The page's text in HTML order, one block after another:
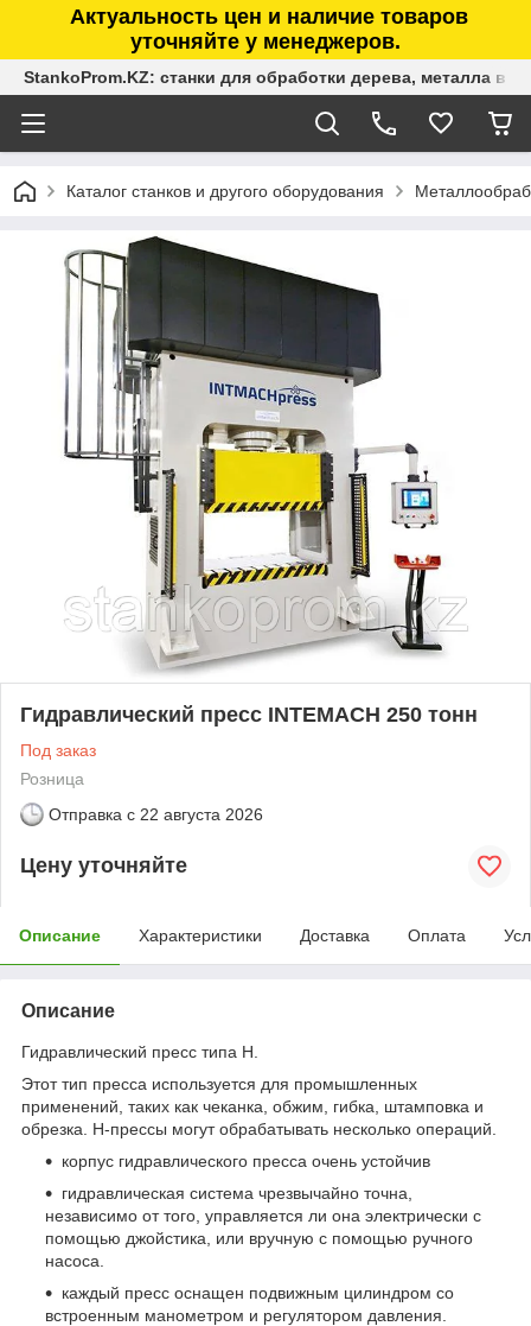
Актуальность цен и наличие товаров
уточняйте у менеджеров.
StankoProm.KZ: станки для обработки дерева, металла в
Каталог станков и другого оборудования
Гидравлический пресс INTEMACH 250 тонн
Под заказ
Розница
Отправка с 22 августа 2026
Цену уточняйте
Описание Характеристики Доставка Оплата
Описание
Гидравлический пресс типа H.
Этот тип пресса используется для промышленных
применений, таких как чеканка, обжим, гибка, штамповка и
обрезка. H-прессы могут обрабатывать несколько операций.
корпус гидравлического пресса очень устойчив
гидравлическая система чрезвычайно точна,
независимо от того, управляется ли она электрически с
помощью джойстика, или вручную с помощью ручного
насоса.
каждый пресс оснащен подвижным цилиндром со
встроенным манометром и регулятором давления.